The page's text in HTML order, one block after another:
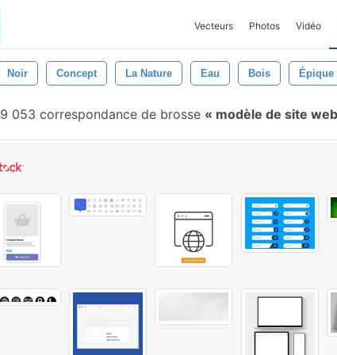
Vecteurs Photos Vidéo
Noir Concept La Nature Eau Bois Épique
9 053 correspondance de brosse modèle de site web